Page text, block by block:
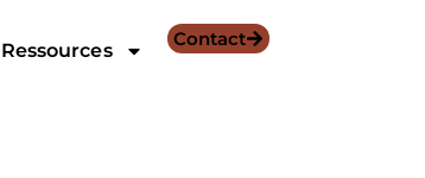
Ressources
Contact